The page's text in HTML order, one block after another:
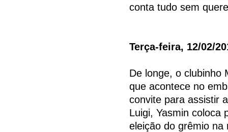
conta tudo sem
Terça-feira, 12/02/
De longe, o clubinho
que acontece no
convite para assistir
Luigi, Yasmin coloca
eleição do grêmio na